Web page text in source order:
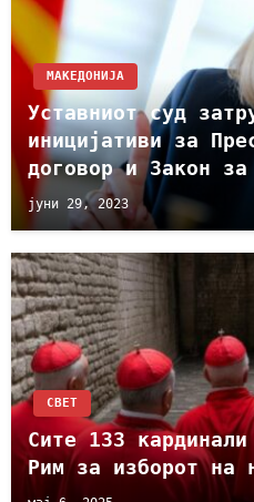
МАКЕДОНИЈА
Уставниот суд
иницијативи за
договор и Закон за
јуни 29, 2023
СВЕТ
Сите 133
Рим за изборот на